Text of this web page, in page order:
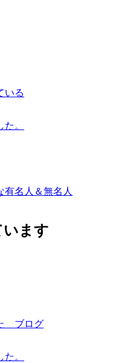
いる
。
有名人＆無名人
います
ブログ
。